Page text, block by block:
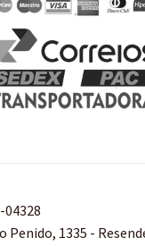
Penido, 1335 -